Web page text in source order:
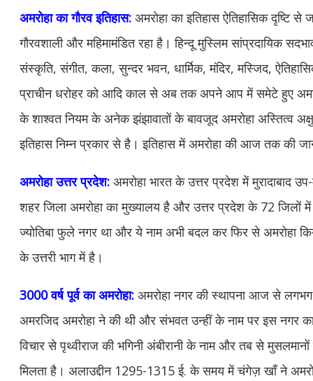
अमरोहा का गौरव इतिहास: अमरोहा का इतिहास ऐतिहासिक दृष्टि
गौरवशाली और महिमामंडित रहा है। हिन्दू मुस्लिम सांप्रदायिक
संस्कृति, संगीत, कला, सुन्दर भवन, धार्मिक, मंदिर, मस्जिद,
प्राचीन धरोहर को आदि काल से अब तक अपने आप में समेटे हुए
के शाश्वत नियम के अनेक झंझावातों के बावजूद अमरोहा अस्तित्व
इतिहास निम्न प्रकार से है। इतिहास में अमरोहा की आज तक की
अमरोहा उत्तर प्रदेश: अमरोहा भारत के उत्तर प्रदेश में मुरादाबाद
शहर जिला अमरोहा का मुख्यालय है और उत्तर प्रदेश के 72 जिलों
ज्योतिबा फुले नगर था और ये नाम अभी बदल कर फिर से अमरोहा
के उत्तरी भाग में है।
3000 वर्ष पूर्व का अमरोहा: अमरोहा नगर की स्थापना आज से लगभग
अमरजिद अमरोहा ने की थी और संभवत उन्हीं के नाम पर इस नगर का
विचार से पृथ्वीराज की भगिनी अंबीरानी के नाम और तब से
मिलता है। अलाउद्दीन 1295-1315 ई. के समय में चंगेज़ खाँ ने